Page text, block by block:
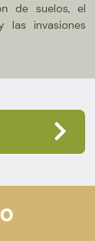
de suelos, el
las invasiones